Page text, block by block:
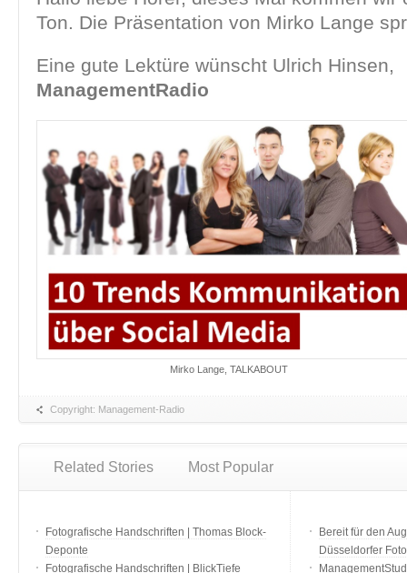
Ton. Die Präsentation von Mirko Lange
Eine gute Lektüre wünscht Ulrich Hinsen,
ManagementRadio
Mirko Lange, TALKABOUT
Copyright: Management-Radio
Related Stories Most Popular
Fotografische Handschriften | Thomas Block-
Deponte
Fotografische Handschriften | BlickTiefe
Bereit für den
Düsseldorfer